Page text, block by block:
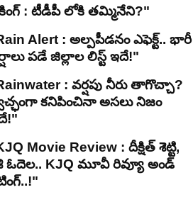
: టీడీపీ లోకి తమ్మినేని?"
Alert : అల్పపీడనం ఎఫెక్ట్.. భారీ
పడే జిల్లాల లిస్ట్ ఇదే!"
: వర్షపు నీరు తాగొచ్చా?
కనిపించినా అసలు నిజం
Movie Review : దీక్షిత్ శెట్టి,
ఓదెల.. KJQ మూవీ రివ్యూ అండ్